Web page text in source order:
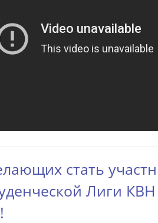
стать
Лиги